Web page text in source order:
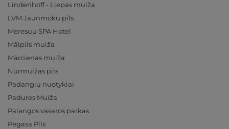
Lindenhoff - Liepas muiža
LVM Jaunmoku pils
Meresuu SPA Hotel
Mālpils muiža
Mārcienas muiža
Nurmuižas pils
Padangių nuotykiai
Padures Muiža
Palangos vasaros parkas
Pegasa Pils